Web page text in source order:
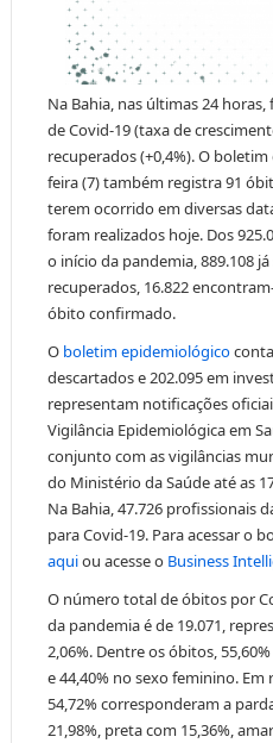
Na Bahia, nas últimas 24
de Covid-19 (taxa de
recuperados (+0,4%). O
feira (7) também registra 91
terem ocorrido em diversas
foram realizados hoje. Dos
o início da pandemia, 889.108
recuperados, 16.822
óbito confirmado.
O boletim epidemiológico
descartados e 202.095 em
representam notificações
Vigilância Epidemiológica em
conjunto com as vigilâncias
do Ministério da Saúde até as
Na Bahia, 47.726 profissionais
para Covid-19. Para acessar o
aquiou acesse oBusiness
O número total de óbitos por
da pandemia é de 19.071,
2,06%. Dentre os óbitos,
e 44,40% no sexo feminino. Em
54,72% corresponderam a
21,98%, preta com 15,36%,